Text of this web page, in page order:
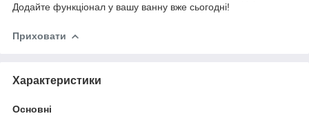
Додайте функціонал у вашу ванну вже сьогодні!
Приховати
Характеристики
Основні